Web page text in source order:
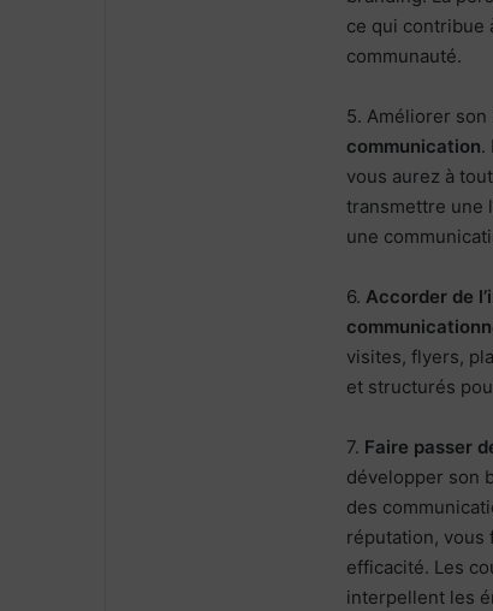
ce qui contribue
communauté.
5. Améliorer
communication.
vous aurez à
transmettre une
une
6. Accorder de
visites, flyers,
et structurés
7. Faire passer
développer son
des
réputation, vous
efficacité. Les
interpellent les